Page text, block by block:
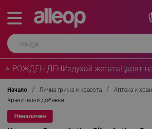
⭐ РОЖДЕН ДЕНИздухай жегатаЦарят
Начало Лична грижа и красота
Аптека и
Хранителни добавки
Неналичен